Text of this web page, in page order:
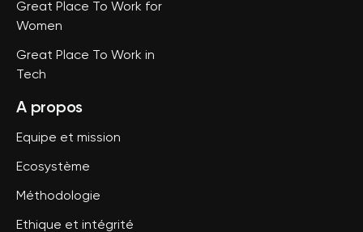
Great Place To Work for
Women
Great Place To Work in
Tech
A propos
Equipe et mission
Ecosystème
Méthodologie
Ethique et intégrité